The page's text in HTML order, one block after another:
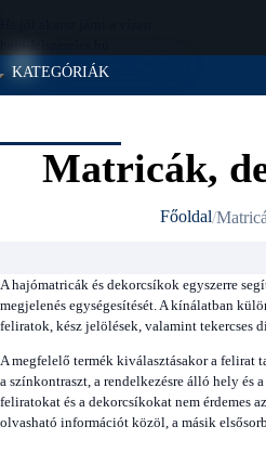
KATEGÓRIÁK
Matricák,
Főoldal
A hajómatricák és dekorcsíkok egyszerre
megjelenés egységesítését. A kínálatban
feliratok, kész jelölések, valamint tekercses
A megfelelő termék kiválasztásakor a felirat
a színkontraszt, a rendelkezésre álló hely és
feliratokat és a dekorcsíkokat nem érdemes
olvasható információt közöl, a másik